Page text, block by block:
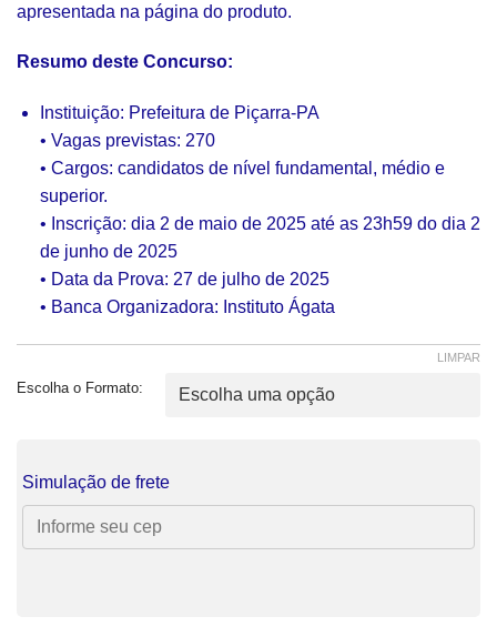
apresentada na página do produto.
Resumo deste Concurso:
Instituição: Prefeitura de Piçarra-PA
• Vagas previstas: 270
• Cargos: candidatos de nível fundamental, médio e
superior.
• Inscrição: dia 2 de maio de 2025 até as 23h59 do dia 2
de junho de 2025
• Data da Prova: 27 de julho de 2025
• Banca Organizadora: Instituto Ágata
Escolha o Formato:
LIMPAR
Simulação de frete